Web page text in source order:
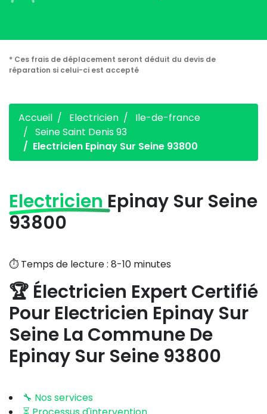
* Ces frais de déplacement seront déduit du devis de
réparation si celui-ci est accepté
Accueil Electricien
Ile-de-france
Seine Saint Denis 93
Electricien Epinay Sur Seine 93800
Electricien Epinay Sur Seine
93800
⏱️ Temps de lecture : 8-10 minutes
🏆 Électricien Expert Certifié
Pour Electricien Epinay Sur
Seine La Commune De
Epinay Sur Seine 93800
🔧 Nos services